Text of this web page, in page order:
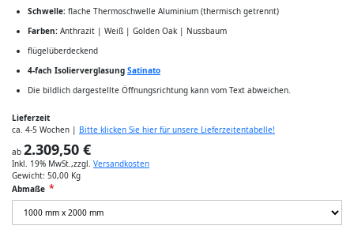
Schwelle: flache Thermoschwelle Aluminium (thermisch getrennt)
Farben: Anthrazit | Weiß | Golden Oak | Nussbaum
flügelüberdeckend
4-fach Isolierverglasung Satinato
Die bildlich dargestellte Öffnungsrichtung kann vom Text abweichen.
Lieferzeit
ca. 4-5 Wochen | Bitte klicken Sie hier für unsere Lieferzeitentabelle!
ab 2.309,50 €
Inkl. 19% MwSt.,zzgl. Versandkosten
Gewicht: 50,00 Kg
Abmaße